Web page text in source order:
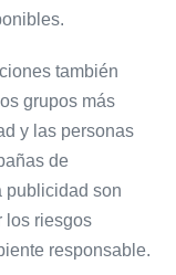
también
grupos más
y las personas
de
publicidad son
los riesgos
responsable.